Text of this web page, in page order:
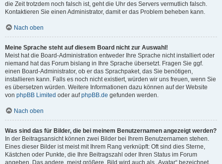
die Zeit trotzdem noch falsch ist, geht die Uhr des Servers vermutlich falsch.
Kontaktieren Sie einen Administrator, damit er das Problem beheben kann.
Nach oben
Meine Sprache steht auf diesem Board nicht zur Auswahl!
Meist hat die Board-Administration entweder Ihre Sprache nicht installiert oder
niemand hat das Forum bislang in Ihre Sprache übersetzt. Fragen Sie ggf.
einen Board-Administrator, ob er das Sprachpaket, das Sie benötigen,
installieren kann. Falls es noch nicht existiert, würden wir uns freuen, wenn Sie
es übersetzen würden. Weitere Informationen dazu können auf der Website
von phpBB Limited oder aufphpBB.de gefunden werden.
Nach oben
Was sind das für Bilder, die bei meinem Benutzernamen angezeigt werden?
In der Beitragsansicht können zwei Bilder bei Ihrem Benutzernamen stehen.
Eines dieser Bilder ist meist mit Ihrem Rang verknüpft: Oft sind dies Sterne,
Kästchen oder Punkte, die Ihre Beitragszahl oder Ihren Status im Forum
angeben. Das andere, meist größere, Bild wird auch als „Avatar“ bezeichnet.